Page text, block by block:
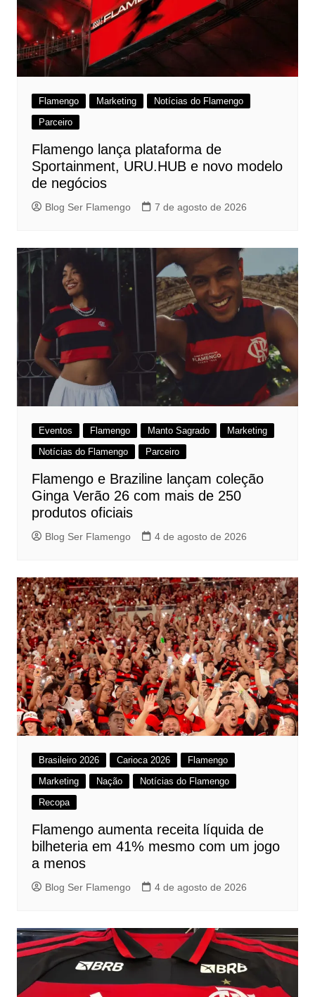
Flamengo Marketing
Notícias do Flamengo
Parceiro
Flamengo lança plataforma de
Sportainment, URU.HUB e novo modelo
de negócios
Blog Ser Flamengo 7 de agosto de 2026
Eventos Flamengo Manto Sagrado
Marketing
Notícias do Flamengo
Parceiro
Flamengo e Braziline lançam coleção
Ginga Verão 26 com mais de 250
produtos oficiais
Blog Ser Flamengo 4 de agosto de 2026
Brasileiro 2026 Carioca 2026
Flamengo
Marketing
Nação
Notícias do Flamengo
Recopa
Flamengo aumenta receita líquida de
bilheteria em 41% mesmo com um jogo
a menos
Blog Ser Flamengo 4 de agosto de 2026